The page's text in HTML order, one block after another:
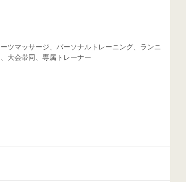
ツマッサージ、パーソナルトレーニング、ランニ
大会帯同、専属トレーナー